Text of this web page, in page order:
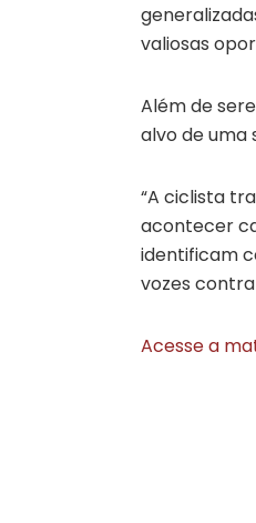
valiosas
Além de
alvo de uma
“A ciclista
acontecer
identificam
vozes
Acesse a